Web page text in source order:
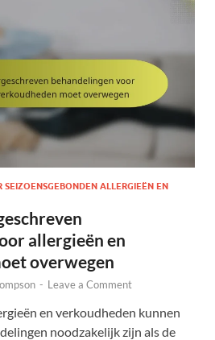
ALLERGIEËN EN
allergieën en
overwegen
- Leave a Comment
en verkoudheden kunnen
noodzakelijk zijn als de